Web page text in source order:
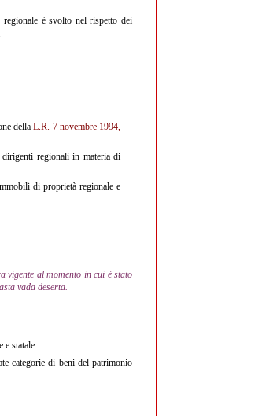
è svolto nel rispetto dei
dellaL.R. 7 novembre 1994,
regionali in materia di
di proprietà regionale e
vigente al momento in cui è stato
vada deserta.
e statale.
categorie di beni del patrimonio